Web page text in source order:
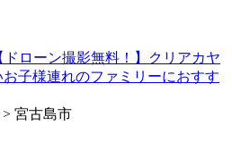
ドローン撮影無料！】クリアカヤ
子様連れのファミリーにおすす
宮古島市